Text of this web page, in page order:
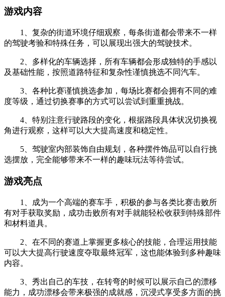
游戏内容
1、复杂的街道环境仔细观察，每条街道都会带来不一样
的驾驶考验和特殊任务，可以展现出强大的驾驶技术。
2、多样化的车辆选择，所有车辆都会形成独特的手感以
及基础性能，按照道路特征和复杂性谨慎挑选不同汽车。
3、各种比赛谨慎挑选参加，每场比赛都会拥有不同的难
度等级，通过切换赛事的方式可以尝试到重重挑战。
4、特别注意行驶路段的变化，根据路段具体状况切换视
角进行观察，这样可以大大提高速度和稳定性。
5、驾驶室内部装饰自由规划，各种摆件饰品可以自行挑
选摆放，完全能够带来不一样的趣味玩法等待尝试。
游戏亮点
1、成为一个高端的赛车手，积极的参与各类比赛击败所
有对手获取奖励，成功击败所有对手就能轻松收获到特殊部件
和材料道具。
2、在不同的赛道上掌握更多核心的技能，合理运用技能
可以大大提高行驶速度夺取最终冠军，这也能体验到多种趣味
内容。
3、秀出自己的车技，在转弯的时候可以展示自己的漂移
能力，成功漂移会带来极强的成就感，沉浸式享受多方面的挑